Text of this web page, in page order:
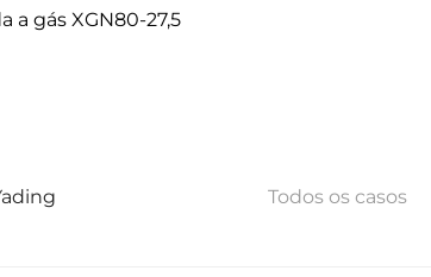
a gás XGN80-27,5
Todos os casos